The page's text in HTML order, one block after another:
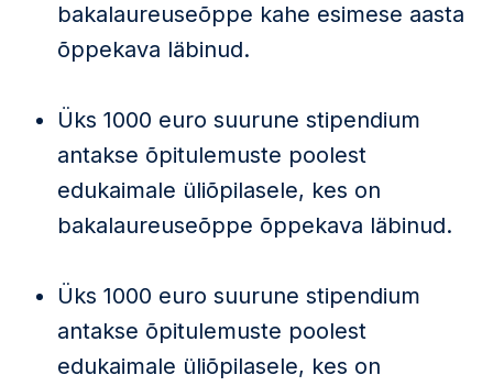
bakalaureuseõppe kahe esimese aasta
õppekava läbinud.
Üks 1000 euro suurune stipendium
antakse õpitulemuste poolest
edukaimale üliõpilasele, kes on
bakalaureuseõppe õppekava läbinud.
Üks 1000 euro suurune stipendium
antakse õpitulemuste poolest
edukaimale üliõpilasele, kes on